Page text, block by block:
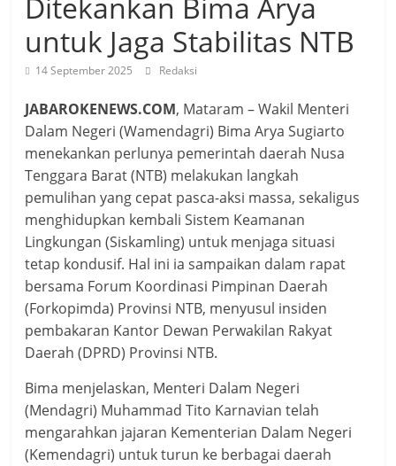
Ditekankan Bima Arya
untuk Jaga Stabilitas NTB
14 September 2025 Redaksi
JABAROKENEWS.COM, Mataram – Wakil Menteri
Dalam Negeri (Wamendagri) Bima Arya Sugiarto
menekankan perlunya pemerintah daerah Nusa
Tenggara Barat (NTB) melakukan langkah
pemulihan yang cepat pasca-aksi massa, sekaligus
menghidupkan kembali Sistem Keamanan
Lingkungan (Siskamling) untuk menjaga situasi
tetap kondusif. Hal ini ia sampaikan dalam rapat
bersama Forum Koordinasi Pimpinan Daerah
(Forkopimda) Provinsi NTB, menyusul insiden
pembakaran Kantor Dewan Perwakilan Rakyat
Daerah (DPRD) Provinsi NTB.
Bima menjelaskan, Menteri Dalam Negeri
(Mendagri) Muhammad Tito Karnavian telah
mengarahkan jajaran Kementerian Dalam Negeri
(Kemendagri) untuk turun ke berbagai daerah